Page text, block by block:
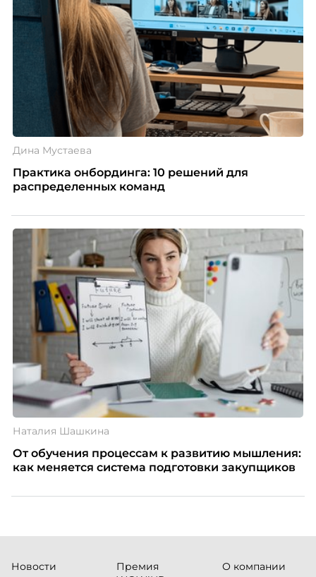
Дина Мустаева
Практика онбординга: 10 решений для
распределенных команд
Наталия Шашкина
От обучения процессам к развитию мышления:
как меняется система подготовки закупщиков
Новости
Премия
О компании